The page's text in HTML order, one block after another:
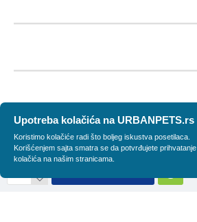
Upotreba kolačića na URBANPETS.rs
Koristimo kolačiće radi što boljeg iskustva posetilaca.
Korišćenjem sajta smatra se da potvrđujete prihvatanje
kolačića na našim stranicama.